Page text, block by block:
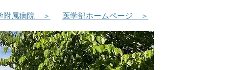
医学部ホームページ ＞
附属病院 ＞